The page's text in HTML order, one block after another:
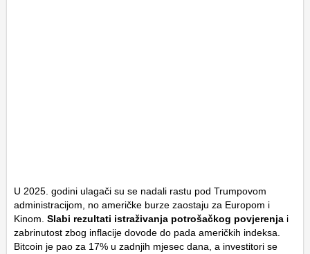
U 2025. godini ulagači su se nadali rastu pod Trumpovom
administracijom, no američke burze zaostaju za Europom i
Kinom. Slabi rezultati istraživanja potrošačkog povjerenja i
zabrinutost zbog inflacije dovode do pada američkih indeksa.
Bitcoin je pao za 17% u zadnjih mjesec dana, a investitori se